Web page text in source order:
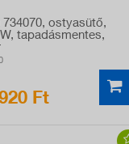
734070, ostyasütő,
tapadásmentes,
Ft